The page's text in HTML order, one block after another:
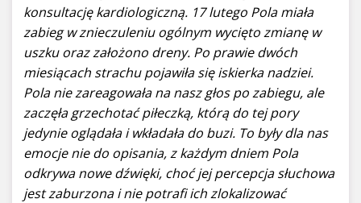
konsultację kardiologiczną. 17 lutego Pola miała
zabieg w znieczuleniu ogólnym wycięto zmianę w
uszku oraz założono dreny. Po prawie dwóch
miesiącach strachu pojawiła się iskierka nadziei.
Pola nie zareagowała na nasz głos po zabiegu, ale
zaczęła grzechotać piłeczką, którą do tej pory
jedynie oglądała i wkładała do buzi. To były dla nas
emocje nie do opisania, z każdym dniem Pola
odkrywa nowe dźwięki, choć jej percepcja słuchowa
jest zaburzona i nie potrafi ich zlokalizować